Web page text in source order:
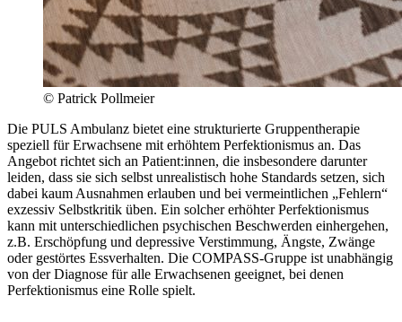
© Patrick Pollmeier
Die PULS Ambulanz bietet eine strukturierte Gruppentherapie
speziell für Erwachsene mit erhöhtem Perfektionismus an. Das
Angebot richtet sich an Patient:innen, die insbesondere darunter
leiden, dass sie sich selbst unrealistisch hohe Standards setzen, sich
dabei kaum Ausnahmen erlauben und bei vermeintlichen „Fehlern“
exzessiv Selbstkritik üben. Ein solcher erhöhter Perfektionismus
kann mit unterschiedlichen psychischen Beschwerden einhergehen,
z.B. Erschöpfung und depressive Verstimmung, Ängste, Zwänge
oder gestörtes Essverhalten. Die COMPASS-Gruppe ist unabhängig
von der Diagnose für alle Erwachsenen geeignet, bei denen
Perfektionismus eine Rolle spielt.